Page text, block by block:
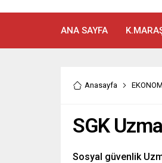
ANA SAYFA
Anasayfa
SGK
Sosyal güvenlik